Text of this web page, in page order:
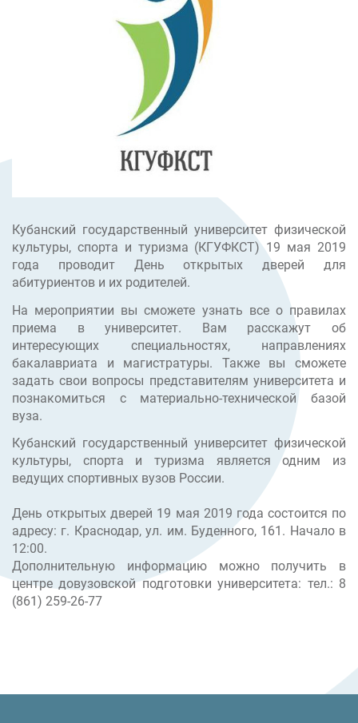
Кубанский государственный университет физической
культуры, спорта и туризма (КГУФКСТ) 19 мая 2019
года проводит День открытых дверей для
абитуриентов и их родителей.
На мероприятии вы сможете узнать все о правилах
приема в университет. Вам расскажут об
интересующих специальностях, направлениях
бакалавриата и магистратуры. Также вы сможете
задать свои вопросы представителям университета и
познакомиться с материально-технической базой
вуза.
Кубанский государственный университет физической
культуры, спорта и туризма является одним из
ведущих спортивных вузов России.
День открытых дверей 19 мая 2019 года состоится по
адресу: г. Краснодар, ул. им. Буденного, 161. Начало в
12:00.
Дополнительную информацию можно получить в
центре довузовской подготовки университета: тел.: 8
(861) 259-26-77